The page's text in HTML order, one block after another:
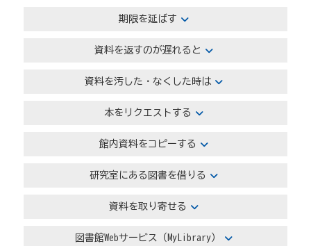
期限を延ばす
資料を返すのが遅れると
資料を汚した・なくした時は
本をリクエストする
館内資料をコピーする
研究室にある図書を借りる
資料を取り寄せる
図書館Webサービス（MyLibrary）